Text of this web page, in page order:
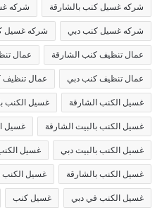
شركه غسيل كنب بالشارقة شركه
شركه غسيل كنب دبي شركه غسيل
عمال تنظيف كنب الشارقة عمال
عمال تنظيف كنب دبي عمال
غسيل الكنب الشارقة غسيل الكنب
غسيل الكنب بالبيت الشارقة غسيل
غسيل الكنب بالبيت دبي غسيل
غسيل الكنب بالشارقة غسيل الكنب
غسيل الكنب في دبي غسيل كنب